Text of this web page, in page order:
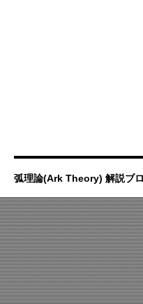
弧理論(Ark Theory) 解説ブ